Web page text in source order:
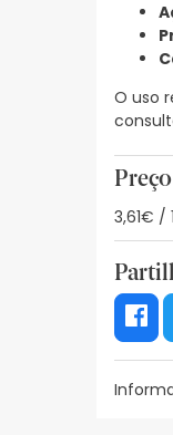
O uso
3,61€ /